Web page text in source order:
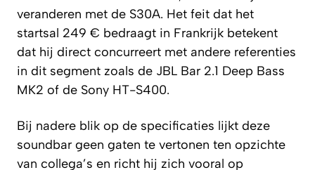
veranderen met de S30A. Het feit dat het
startsal 249 € bedraagt in Frankrijk betekent
dat hij direct concurreert met andere referenties
in dit segment zoals de JBL Bar 2.1 Deep Bass
MK2 of de Sony HT-S400.
Bij nadere blik op de specificaties lijkt deze
soundbar geen gaten te vertonen ten opzichte
van collega’s en richt hij zich vooral op